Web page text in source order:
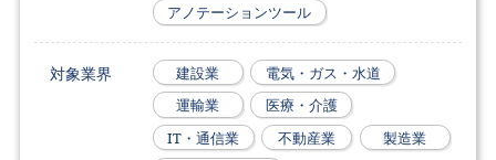
アノテーションツール
対象業界 建設業
電気・ガス・水道
運輸業
医療・介護
IT・通信業
不動産業
製造業